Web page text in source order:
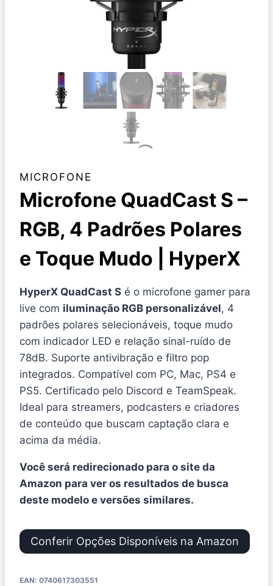
MICROFONE
Microfone QuadCast S –
RGB, 4 Padrões Polares
e Toque Mudo | HyperX
HyperX QuadCast S é o microfone gamer para
live com iluminação RGB personalizável, 4
padrões polares selecionáveis, toque mudo
com indicador LED e relação sinal-ruído de
78dB. Suporte antivibração e filtro pop
integrados. Compatível com PC, Mac, PS4 e
PS5. Certificado pelo Discord e TeamSpeak.
Ideal para streamers, podcasters e criadores
de conteúdo que buscam captação clara e
acima da média.
Você será redirecionado para o site da
Amazon para ver os resultados de busca
deste modelo e versões similares.
Conferir Opções Disponíveis na Amazon
EAN: ‎0740617303551